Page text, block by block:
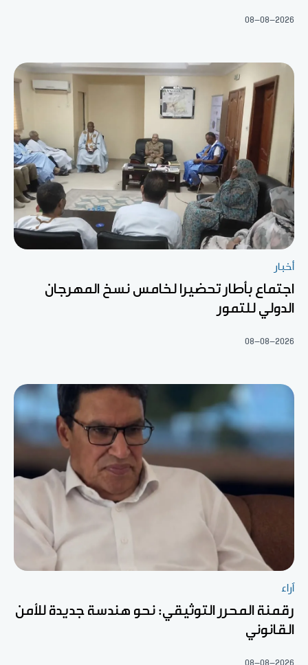
08-08-2026
أخبار
اجتماع بأطار تحضيرا لخامس نسخ المهرجان
الدولي للتمور
08-08-2026
آراء
رقمنة المحرر التوثيقي: نحو هندسة جديدة للأمن
القانوني
08-08-2026